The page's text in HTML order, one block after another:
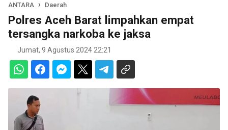
ANTARA Daerah
Polres Aceh Barat limpahkan empat
tersangka narkoba ke jaksa
Jumat, 9 Agustus 2024 22:21